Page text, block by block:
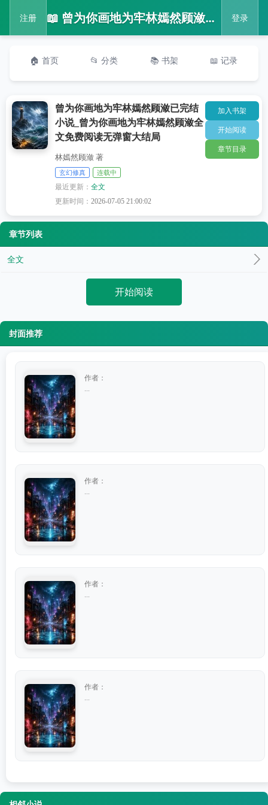
注册 📖 曾为你画地为牢林嫣然顾潋已完结小说_曾为你画地为牢林嫣然顾潋全文免费阅读无弹窗大结局 登录
🏠 首页 📂 分类 📚 书架 📖 记录
曾为你画地为牢林嫣然顾潋已完结
小说_曾为你画地为牢林嫣然顾潋全
文免费阅读无弹窗大结局
林嫣然顾潋 著
玄幻修真 连载中
最近更新：全文
更新时间：2026-07-05 21:00:02
加入书架
开始阅读
章节目录
章节列表
全文
开始阅读
封面推荐
作者：
作者：
作者：
作者：